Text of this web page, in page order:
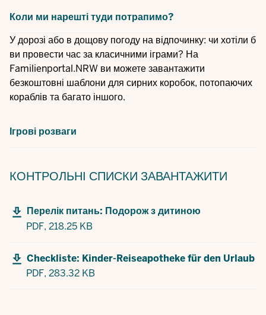
Коли ми нарешті туди потрапимо?
У дорозі або в дощову погоду на відпочинку: чи хотіли б
ви провести час за класичними іграми? На
Familienportal.NRW ви можете завантажити
безкоштовні шаблони для сирних коробок, потопаючих
кораблів та багато іншого.
Ігрові розваги
КОНТРОЛЬНІ СПИСКИ ЗАВАНТАЖИТИ
Перелік питань: Подорож з дитиною
PDF, 218.25 KB
Checkliste: Kinder-Reiseapotheke für den Urlaub
PDF, 283.32 KB